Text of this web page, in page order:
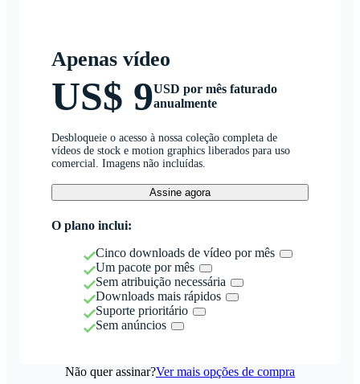
Apenas vídeo
US$ 9USD por mês faturado
anualmente
Desbloqueie o acesso à nossa coleção completa de
vídeos de stock e motion graphics liberados para uso
comercial. Imagens não incluídas.
Assine agora
O plano inclui:
Cinco downloads de vídeo por mês
Um pacote por mês
Sem atribuição necessária
Downloads mais rápidos
Suporte prioritário
Sem anúncios
Não quer assinar?Ver mais opções de compra